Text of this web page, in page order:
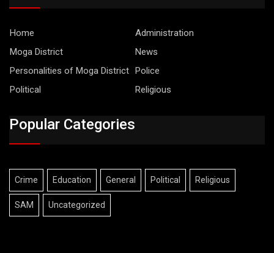
Home
Administration
Moga District
News
Personalities of Moga District Police
Political
Religious
Popular Categories
Crime Education General Political Religious
SAM Uncategorized